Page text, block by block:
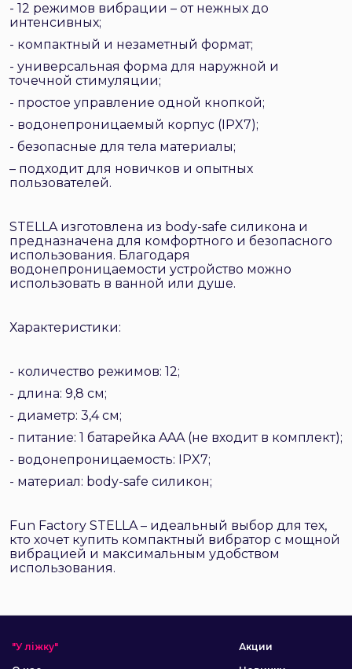
- 12 режимов вибрации – от нежных до
интенсивных;
- компактный и незаметный формат;
- универсальная форма для наружной и
точечной стимуляции;
- простое управление одной кнопкой;
- водонепроницаемый корпус (IPX7);
- безопасные для тела материалы;
– подходит для новичков и опытных
пользователей.
STELLA изготовлена из body-safe силикона и
предназначена для комфортного и безопасного
использования. Благодаря
водонепроницаемости устройство можно
использовать в ванной или душе.
Характеристики:
- количество режимов: 12;
- длина: 9,8 см;
- диаметр: 3,4 см;
- питание: 1 батарейка AAA (не входит в комплект);
- водонепроницаемость: IPX7;
- материал: body-safe силикон;
Fun Factory STELLA – идеальный выбор для тех,
кто хочет купить компактный вибратор с мощной
вибрацией и максимальным удобством
использования.
"У ліжку"
Акции